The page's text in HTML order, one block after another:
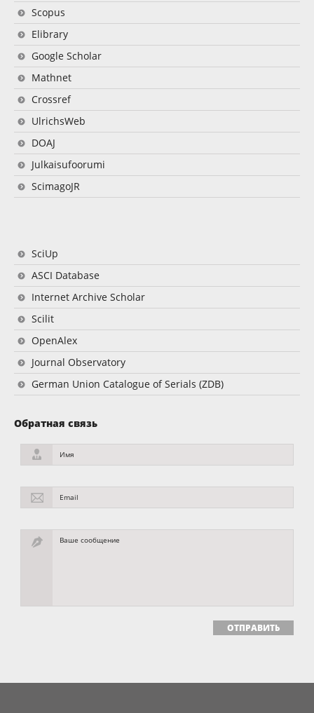
Scopus
Elibrary
Google Scholar
Mathnet
Crossref
UlrichsWeb
DOAJ
Julkaisufoorumi
ScimagoJR
SciUp
ASCI Database
Internet Archive Scholar
Scilit
OpenAlex
Journal Observatory
German Union Catalogue of Serials (ZDB)
Обратная связь
Имя
Email
Ваше сообщение